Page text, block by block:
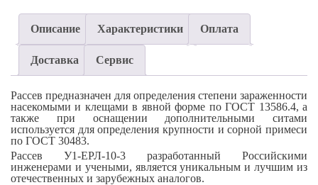
Описание Характеристики Оплата
Доставка Сервис
Рассев предназначен для определения степени зараженности
насекомыми и клещами в явной форме по ГОСТ 13586.4, а
также при оснащении дополнительными ситами
используется для определения крупности и сорной примеси
по ГОСТ 30483.
Рассев У1-ЕРЛ-10-3 разработанный Российскими
инженерами и учеными, является уникальным и лучшим из
отечественных и зарубежных аналогов.